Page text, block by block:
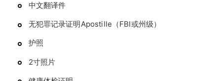
中文翻译件
无犯罪记录证明Apostille（FBI或州级）
护照
2寸照片